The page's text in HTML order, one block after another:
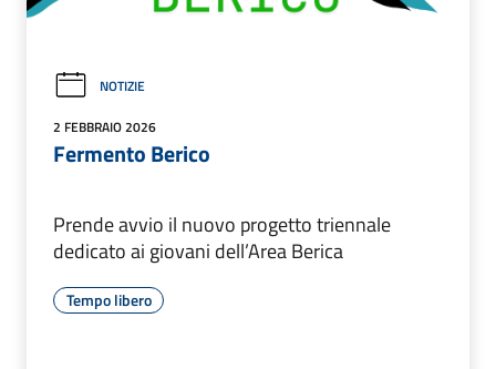
NOTIZIE
2 FEBBRAIO 2026
Fermento Berico
Prende avvio il nuovo progetto triennale
dedicato ai giovani dell’Area Berica
Tempo libero